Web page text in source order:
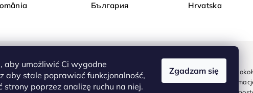
aby umożliwić Ci wygodne
aby stale poprawiać funkcjonalność,
strony poprzez analizę ruchu na niej.
Zgadzam się
България Hrvatska
Kupuj bezpiecznie w Diamondi. Dzięki
są całkowicie bezpieczne - wszystkie